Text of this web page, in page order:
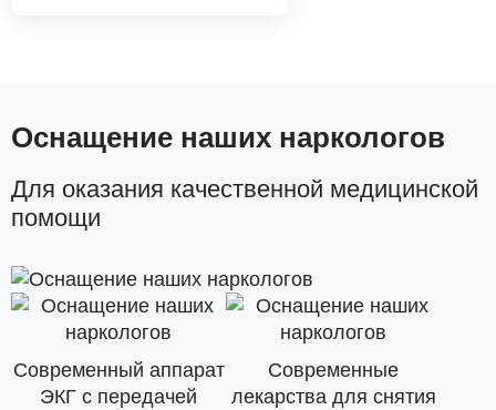
Оснащение наших наркологов
Для оказания качественной медицинской
помощи
Современный аппарат
ЭКГ с передачей
Современные
лекарства для снятия